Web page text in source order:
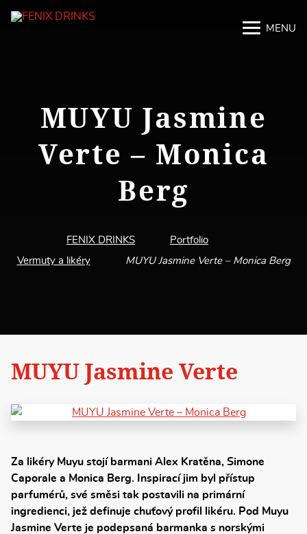
MENU
MUYU Jasmine
Verte – Monica
Berg
FENIX DRINKS
Portfolio
Vermuty a likéry
MUYU Jasmine Verte – Monica Berg
MUYU Jasmine Verte
Za likéry Muyu stojí barmani Alex Kratěna, Simone
Caporale a Monica Berg. Inspirací jim byl přístup
parfumérů, své směsi tak postavili na primární
ingredienci, jež definuje chuťový profil likéru. Pod Muyu
Jasmine Verte je podepsaná barmanka s norskými